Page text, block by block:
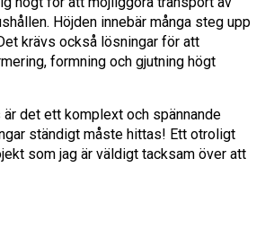
Höjden innebär många steg upp
krävs också lösningar för att
formning och gjutning högt
det ett komplext och spännande
ständigt måste hittas! Ett otroligt
som jag är väldigt tacksam över att